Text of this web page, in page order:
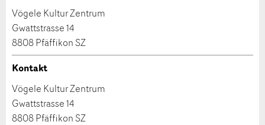
Zur Qualitätssicherung wird eine Kopie der E-Mail
an guidle übermittelt.
E-Mail *:
Vögele Kultur Zentrum
Gwattstrasse 14
8808 Pfäffikon SZ
Kontakt
Vögele Kultur Zentrum
Gwattstrasse 14
8808 Pfäffikon SZ